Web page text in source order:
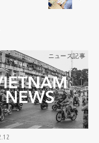
ニュース記事